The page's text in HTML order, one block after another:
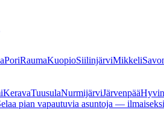
PoriRaumaKuopioSiilinjärviMikkeli
KeravaTuusulaNurmijärviJärvenpää
pian vapautuvia asuntoja — ilmaiseksi